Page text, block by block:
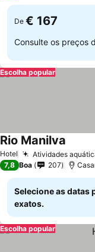
De € 167
Consulte os preços
Escolha popular
Hotel Atividades
Rio Manilva
7,8 Boa 207
Selecione as datas
exatos.
Escolha popular